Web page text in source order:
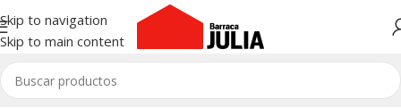
Skip to navigation
Skip to main content